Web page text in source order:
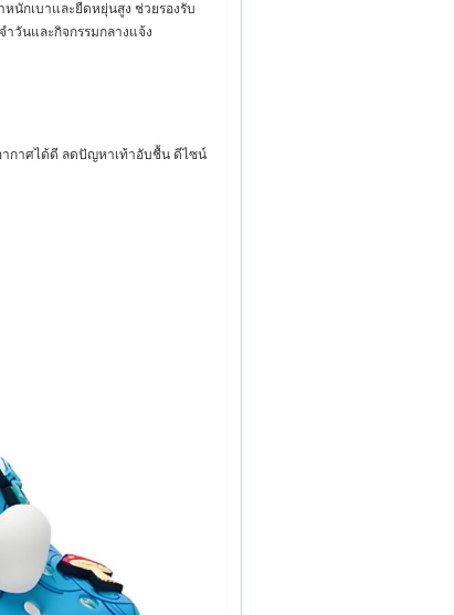
นักเบาและยืดหยุ่นสูง ช่วยรองรับ
ำวันและกิจกรรมกลางแจ้ง
ากาศได้ดี ลดปัญหาเท้าอับชื้น ดีไซน์